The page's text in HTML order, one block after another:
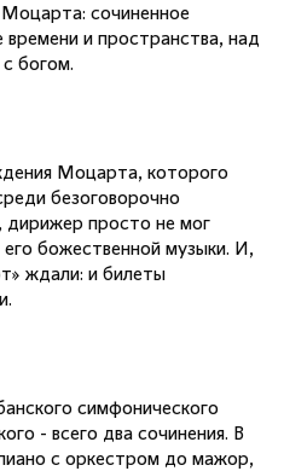
сочиненное
и пространства, над
богом.
Моцарта, которого
безоговорочно
просто не мог
божественной музыки. И,
ждали: и билеты
симфонического
- всего два сочинения. В
с оркестром до мажор,